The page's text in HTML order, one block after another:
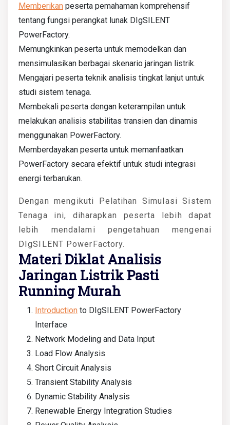
Memberikan peserta pemahaman komprehensif
tentang fungsi perangkat lunak DIgSILENT
PowerFactory.
Memungkinkan peserta untuk memodelkan dan
mensimulasikan berbagai skenario jaringan listrik.
Mengajari peserta teknik analisis tingkat lanjut untuk
studi sistem tenaga.
Membekali peserta dengan keterampilan untuk
melakukan analisis stabilitas transien dan dinamis
menggunakan PowerFactory.
Memberdayakan peserta untuk memanfaatkan
PowerFactory secara efektif untuk studi integrasi
energi terbarukan.
Dengan mengikuti Pelatihan Simulasi Sistem
Tenaga ini, diharapkan peserta lebih dapat
lebih mendalami pengetahuan mengenai
DIgSILENT PowerFactory.
Materi Diklat Analisis
Jaringan Listrik Pasti
Running Murah
Introduction to DIgSILENT PowerFactory
Interface
Network Modeling and Data Input
Load Flow Analysis
Short Circuit Analysis
Transient Stability Analysis
Dynamic Stability Analysis
Renewable Energy Integration Studies